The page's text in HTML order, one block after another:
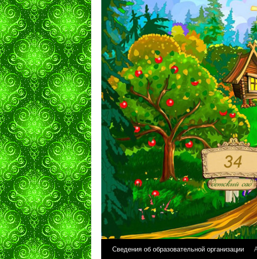
Перейти
Сведения об образовательной организации